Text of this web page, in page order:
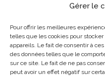
Gérer le
Pour offrir les meilleures
telles que les cookies pour
appareils. Le fait de consentir à
des données telles que le
sur ce site. Le fait de ne pas
peut avoir un effet négatif sur
Accessibilité
Mon Compte
Contact